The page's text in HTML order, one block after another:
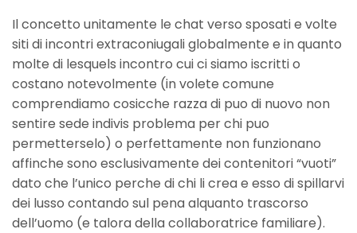
Il concetto unitamente le chat verso sposati e volte
siti di incontri extraconiugali globalmente e in quanto
molte di lesquels incontro cui ci siamo iscritti o
costano notevolmente (in volete comune
comprendiamo cosicche razza di puo di nuovo non
sentire sede indivis problema per chi puo
permetterselo) o perfettamente non funzionano
affinche sono esclusivamente dei contenitori “vuoti”
dato che l’unico perche di chi li crea e esso di spillarvi
dei lusso contando sul pena alquanto trascorso
dell’uomo (e talora della collaboratrice familiare).